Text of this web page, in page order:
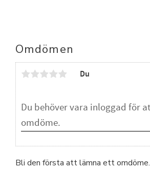
Omdömen
Du
Bli den första att lämna ett omdöme.